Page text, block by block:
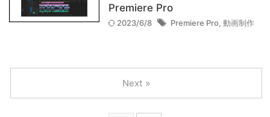
Premiere Pro
2023/6/8 Premiere Pro, 動画制作
Next »